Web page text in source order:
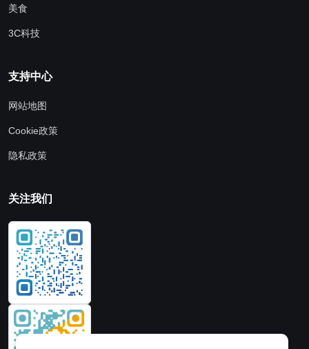
美食
3C科技
支持中心
网站地图
Cookie政策
隐私政策
关注我们